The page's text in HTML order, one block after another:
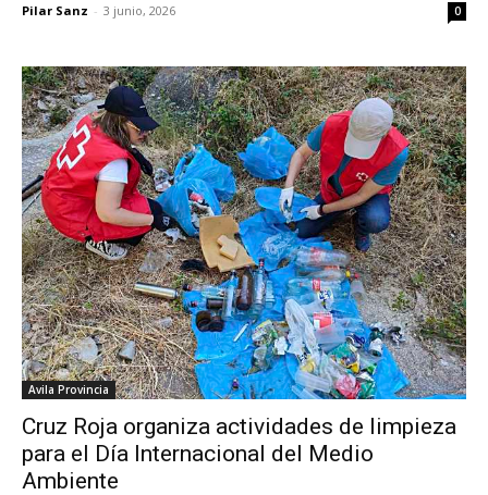
Pilar Sanz - 3 junio, 2026 0
Avila Provincia
Cruz Roja organiza actividades de limpieza
para el Día Internacional del Medio
Ambiente